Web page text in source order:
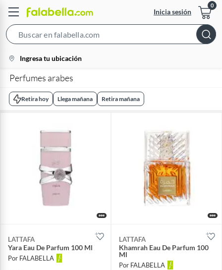
Inicia sesión
Bar
location-
icon
Ingresa tu ubicación
Perfumes arabes
Retira hoy Llega mañana Retira mañana
LATTAFA
Yara Eau De Parfum 100 Ml
Por FALABELLA
LATTAFA
Khamrah Eau De Parfum 100
Ml
Por FALABELLA